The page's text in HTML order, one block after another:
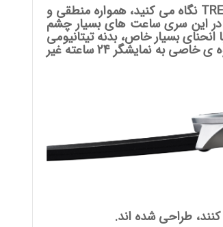
فارغ از اینکه شما از چه جهتی به سری جدید ساعت های TRES 24 نگاه می کنید، همواره منطقی و
این سری ساعت های بسیار چشم
بسیار خاص، بدنه تیتانیومی
را مثل یک گنبد شیشه ای کاملن کشیده پوشش می دهد و جلوه ی خاصی به نمایشگر 24 ساعته غیر
طراحی شده اند.